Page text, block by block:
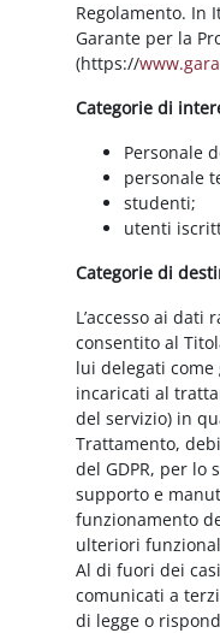
Regolamento. In
Garante per la
(https://
Categorie di
Personale
personale
studenti;
utenti
Categorie di
L’accesso ai
consentito al
lui delegati
incaricati al
del servizio) in
Trattamento,
del GDPR, per lo
supporto e
funzionamento
ulteriori
Al di fuori dei
comunicati a
di legge o